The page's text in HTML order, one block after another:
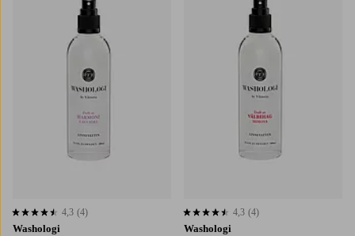
Washologi
4,3 basert på 4 karaktergivninger
4,3 (4)
Washologi
4,3 basert på 4 karaktergivninger
4,3 (4)